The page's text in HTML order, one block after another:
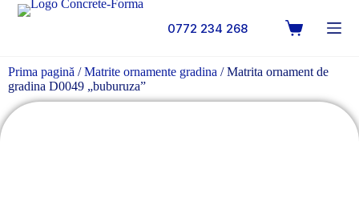
0772 234 268
Prima pagină /Matrite ornamente gradina / Matrita ornament de
gradina D0049 „buburuza”